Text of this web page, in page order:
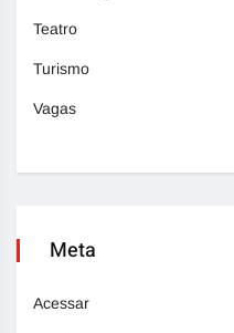
Teatro
Turismo
Vagas
Meta
Acessar